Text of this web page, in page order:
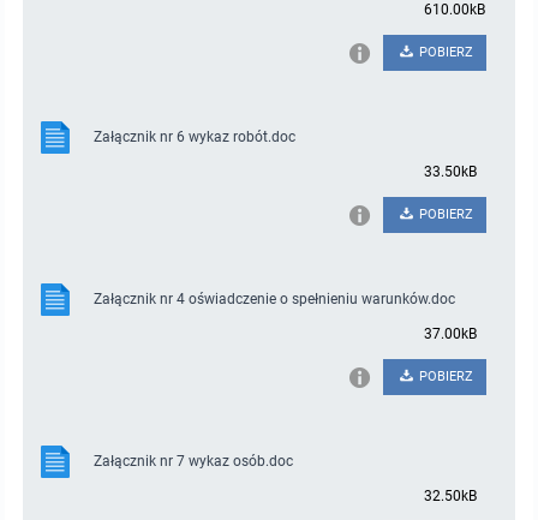
610.00kB
POBIERZ
Załącznik nr 6 wykaz robót.doc
33.50kB
POBIERZ
Załącznik nr 4 oświadczenie o spełnieniu warunków.doc
37.00kB
POBIERZ
Załącznik nr 7 wykaz osób.doc
32.50kB